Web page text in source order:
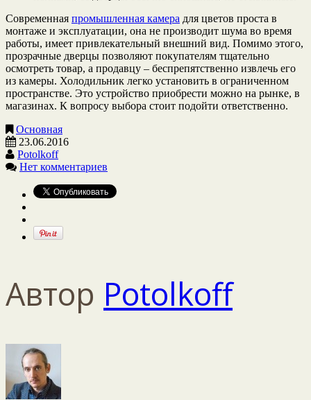
Современная промышленная камера для цветов проста в
монтаже и эксплуатации, она не производит шума во время
работы, имеет привлекательный внешний вид. Помимо этого,
прозрачные дверцы позволяют покупателям тщательно
осмотреть товар, а продавцу – беспрепятственно извлечь его
из камеры. Холодильник легко установить в ограниченном
пространстве. Это устройство приобрести можно на рынке, в
магазинах. К вопросу выбора стоит подойти ответственно.
Основная
23.06.2016
Potolkoff
Нет комментариев
Автор Potolkoff